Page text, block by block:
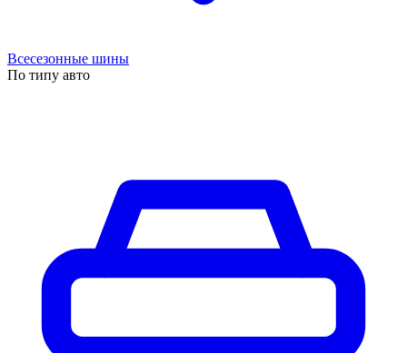
Всесезонные шины
По типу авто